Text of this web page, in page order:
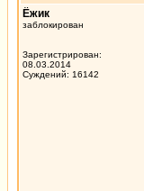
Ёжик
заблокирован
Зарегистрирован:
08.03.2014
Суждений: 16142